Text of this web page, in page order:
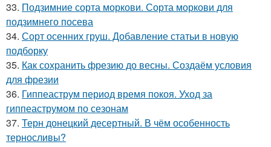
33. Подзимние сорта моркови. Сорта моркови для
подзимнего посева
34. Сорт осенних груш. Добавление статьи в новую
подборку
35. Как сохранить фрезию до весны. Создаём условия
для фрезии
36. Гиппеаструм период время покоя. Уход за
гиппеаструмом по сезонам
37. Терн донецкий десертный. В чём особенность
терносливы?